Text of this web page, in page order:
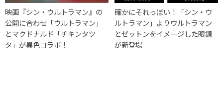
映画『シン・ウルトラマン』の
公開に合わせ「ウルトラマン」
とマクドナルド「チキンタツ
タ」が異色コラボ！
確かにそれっぽい！「シン・ウ
ルトラマン」よりウルトラマン
とゼットンをイメージした眼鏡
が新登場